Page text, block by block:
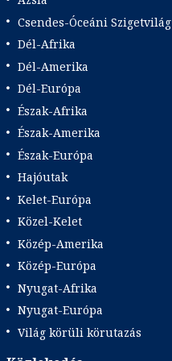
Csendes-Óceáni Szigetvilág
Dél-Afrika
Dél-Amerika
Dél-Európa
Észak-Afrika
Észak-Amerika
Észak-Európa
Hajóutak
Kelet-Európa
Közel-Kelet
Közép-Amerika
Közép-Európa
Nyugat-Afrika
Nyugat-Európa
Világ körüli körutazás